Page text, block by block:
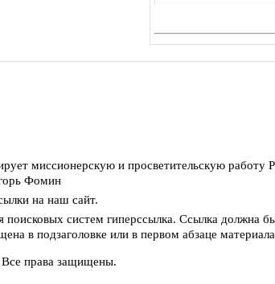
миссионерскую и просветительскую
Фомин
на наш сайт.
систем гиперссылка. Ссылка должна
в подзаголовке или в первом абзаце
Все права защищены.